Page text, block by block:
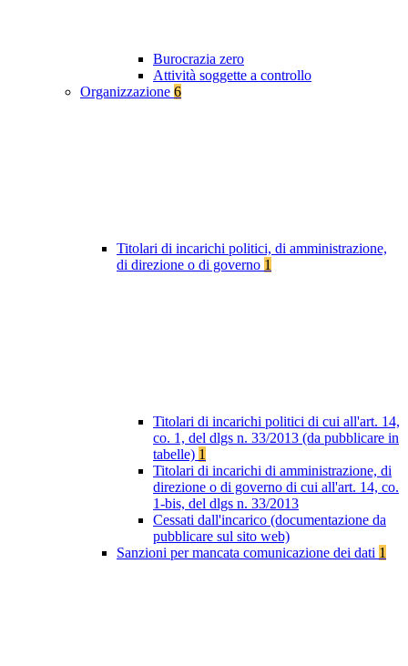
Burocrazia zero
Attività soggette a controllo
Organizzazione 6
Titolari di incarichi politici, di amministrazione,
di direzione o di governo 1
Titolari di incarichi politici di cui all'art. 14,
co. 1, del dlgs n. 33/2013 (da pubblicare in
tabelle) 1
Titolari di incarichi di amministrazione, di
direzione o di governo di cui all'art. 14, co.
1-bis, del dlgs n. 33/2013
Cessati dall'incarico (documentazione da
pubblicare sul sito web)
Sanzioni per mancata comunicazione dei dati 1